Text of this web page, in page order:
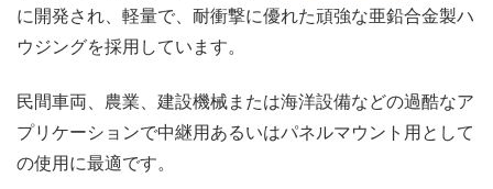
に開発され、軽量で、耐衝撃に優れた頑強な亜鉛合金製ハ
ウジングを採用しています。
民間車両、農業、建設機械または海洋設備などの過酷なア
プリケーションで中継用あるいはパネルマウント用として
の使用に最適です。